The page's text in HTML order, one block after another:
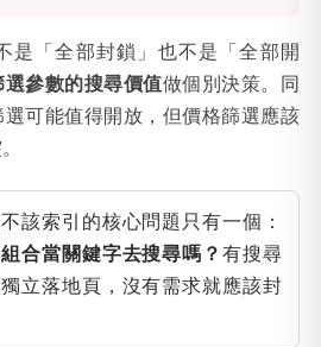
是「全部封鎖」也不是「全部開
選參數的搜尋價值做個別決策。同
可能值得開放，但價格篩選應該
該索引的核心問題只有一個：
合當關鍵字去搜尋嗎？ 有搜尋
立落地頁，沒有需求就應該封